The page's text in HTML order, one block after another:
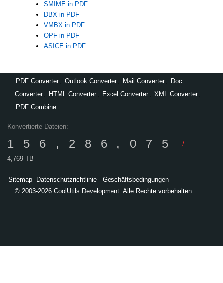
SMIME in PDF
DBX in PDF
VMBX in PDF
OPF in PDF
ASICE in PDF
PDF Converter , Outlook Converter , Mail Converter ,
Doc
Converter , HTML Converter , Excel Converter , XML Converter ,
PDF Combine
Konvertierte Dateien:
156,286,075
/
4,769 TB
Sitemap Datenschutzrichtlinie
Geschäftsbedingungen
© 2003-2026 CoolUtils Development. Alle Rechte vorbehalten.